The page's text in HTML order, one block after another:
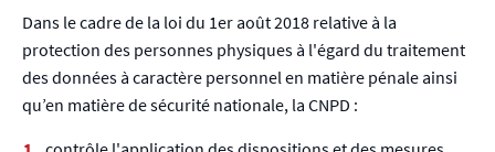
Dans le cadre de la loi du 1er août 2018 relative à la
protection des personnes physiques à l'égard du traitement
des données à caractère personnel en matière pénale ainsi
qu’en matière de sécurité nationale, la CNPD :